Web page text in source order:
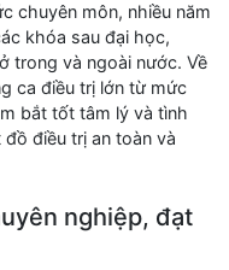
chuyên môn, nhiều năm
khóa sau đại học,
trong và ngoài nước. Về
ca điều trị lớn từ mức
bắt tốt tâm lý và tình
điều trị an toàn và
nghiệp, đạt